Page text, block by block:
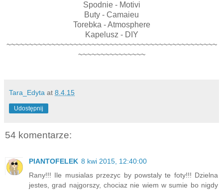
Spodnie - Motivi
Buty - Camaieu
Torebka - Atmosphere
Kapelusz - DIY
~~~~~~~~~~~~~~~~~~~~~~~~~~~~~~~~~~~~~~~~~~~~~~~
~~~~~~~~~~~~~~~
Tara_Edyta at 8.4.15
Udostępnij
54 komentarze:
PlANTOFELEK 8 kwi 2015, 12:40:00
Rany!!! Ile musialas przezyc by powstaly te foty!!! Dzielna
jestes, grad najgorszy, chociaz nie wiem w sumie bo nigdy